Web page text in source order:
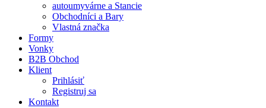
autoumyvárne a Stancie
Obchodníci a Bary
Vlastná značka
Formy
Vonky
B2B Obchod
Klient
Prihlásiť
Registruj sa
Kontakt